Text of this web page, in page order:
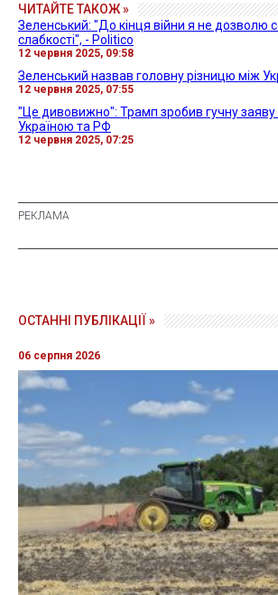
ЧИТАЙТЕ ТАКОЖ »
Зеленський: "До кінця війни я не дозволю
слабкості", - Politico
12 червня 2025, 09:58
Зеленський назвав головну різницю між
12 червня 2025, 07:55
"Це дивовижно": Трамп зробив гучну заяву
Україною та РФ
12 червня 2025, 07:25
ОСТАННІ ПУБЛІКАЦІЇ »
06 серпня 2026